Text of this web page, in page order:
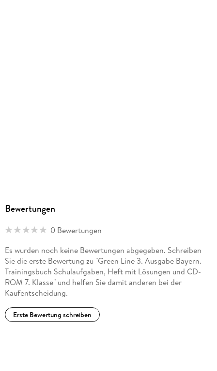
Bewertungen
0 Bewertungen
Es wurden noch keine Bewertungen abgegeben. Schreiben
Sie die erste Bewertung zu "Green Line 3. Ausgabe Bayern.
Trainingsbuch Schulaufgaben, Heft mit Lösungen und CD-
ROM 7. Klasse" und helfen Sie damit anderen bei der
Kaufentscheidung.
Erste Bewertung schreiben